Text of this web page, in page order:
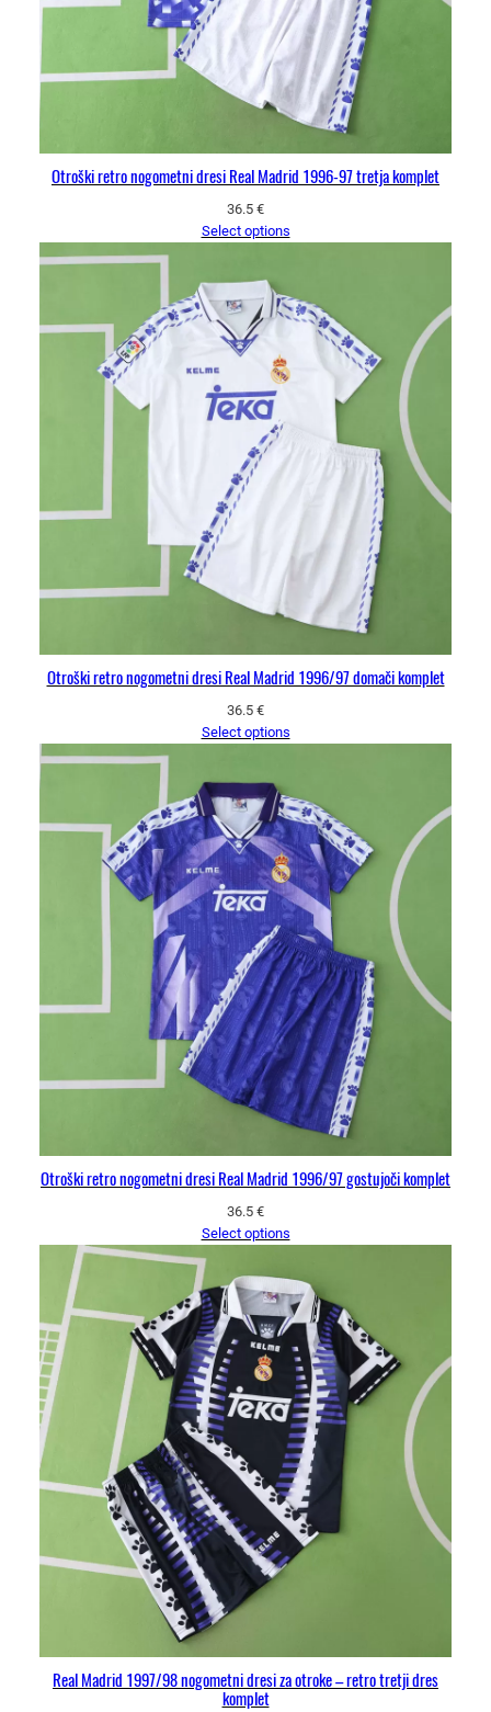
Otroški retro nogometni dresi Real Madrid 1996-97 tretja komplet
36.5 €
Select options
Otroški retro nogometni dresi Real Madrid 1996/97 domači komplet
36.5 €
Select options
Otroški retro nogometni dresi Real Madrid 1996/97 gostujoči komplet
36.5 €
Select options
Real Madrid 1997/98 nogometni dresi za otroke – retro tretji dres
komplet